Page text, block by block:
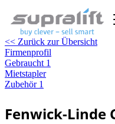
<< Zurück zur Übersicht
Firmenprofil
Gebraucht 1
Mietstapler
Zubehör1
Fenwick-Linde